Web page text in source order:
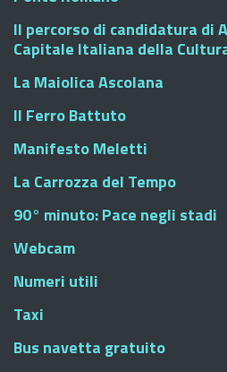
Il percorso di candidatura di
Capitale Italiana della
La Maiolica Ascolana
Il Ferro Battuto
Manifesto Meletti
La Carrozza del Tempo
90° minuto: Pace negli stadi
Webcam
Numeri utili
Taxi
Bus navetta gratuito